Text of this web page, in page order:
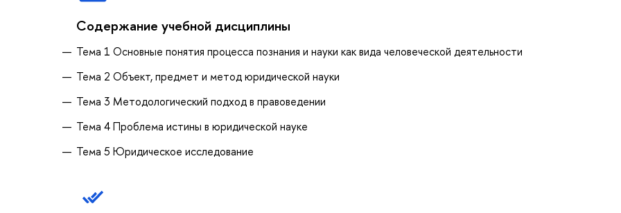
Содержание учебной дисциплины
Тема 1 Основные понятия процесса познания и науки как вида человеческой деятельности
Тема 2 Объект, предмет и метод юридической науки
Тема 3 Методологический подход в правоведении
Тема 4 Проблема истины в юридической науке
Тема 5 Юридическое исследование